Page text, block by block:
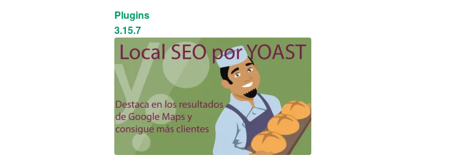
Plugins
3.15.7